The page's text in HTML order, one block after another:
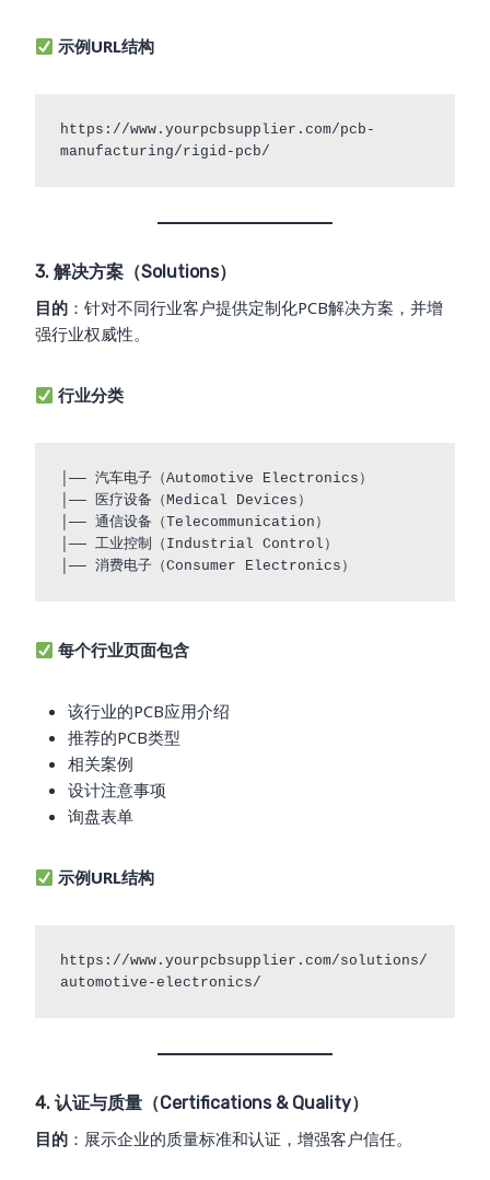
示例URL结构
https://www.yourpcbsupplier.com/pcb-
3. 解决方案（Solutions）
目的 ：针对不同行业客户提供定制化PCB解决方案，并增
强行业权威性。
行业分类
│── 汽车电子（Automotive Electronics）
│── 医疗设备（Medical Devices）
│── 通信设备（Telecommunication）
│── 工业控制（Industrial Control）
每个行业页面包含
该行业的PCB应用介绍
推荐的PCB类型
相关案例
设计注意事项
询盘表单
示例URL结构
https://www.yourpcbsupplier.com/solutions/
4. 认证与质量（Certifications & Quality）
目的 ：展示企业的质量标准和认证，增强客户信任。